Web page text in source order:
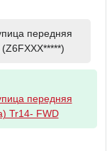
передняя
передняя
Tr14- FWD